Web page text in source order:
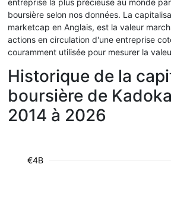
entreprise la plus précieuse au monde
boursière selon nos données. La
marketcap en Anglais, est la valeur
actions en circulation d'une entreprise
couramment utilisée pour mesurer la
Historique de la
boursière de
2014 à 2026
€4B